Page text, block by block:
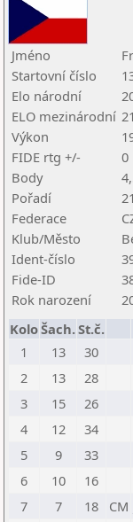
Jméno
Startovní číslo
Elo národní
ELO mezinárodní
Výkon
FIDE rtg +/-
0
Body
Pořadí
21
Federace
Klub/Město
Ident-číslo
Fide-ID
Rok narození
KoloŠach.St.č.
1
13 30
2
13 28
3
15 26
4
12 34
5
9 33
6
10 16
7
7 18 CM